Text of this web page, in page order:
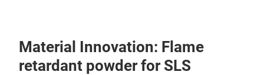
Material Innovation: Flame
retardant powder for SLS